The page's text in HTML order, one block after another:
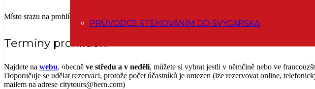
PRŮVODCE STĚHOVÁNÍM DO ŠVÝCARSKA
Místo srazu na prohlídku je před restaurací
Termíny prohlídek
Najdete na webu, obecně ve středu a v neděli, můžete si vybrat jestli v němčině nebo ve
Doporučuje se udělat rezervaci, protože počet účastníků je omezen (lze rezervovat online,
mailem na adrese citytours@bern.com)